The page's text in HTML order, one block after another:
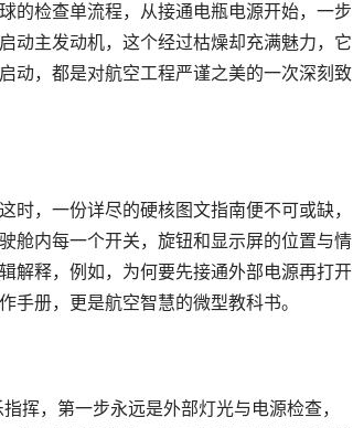
的检查单流程，从接通电瓶电源开始，一步
动主发动机，这个经过枯燥却充满魅力，它
动，都是对航空工程严谨之美的一次深刻致
，一份详尽的硬核图文指南便不可或缺，
舱内每一个开关，旋钮和显示屏的位置与情
解释，例如，为何要先接通外部电源再打开
手册，更是航空智慧的微型教科书。
挥，第一步永远是外部灯光与电源检查，